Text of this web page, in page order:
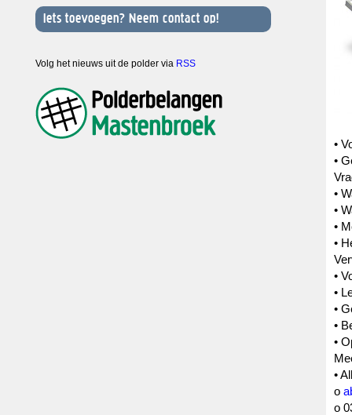
•
•
•
•
•
•
•
•
•
•
•
•
o
o
Iets toevoegen? Neem contact op!
Volg het nieuws uit de polder via RSS